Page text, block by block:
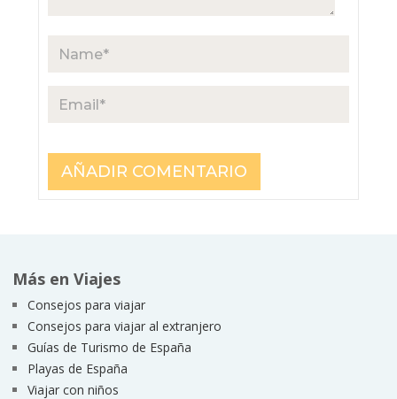
Más en Viajes
Consejos para viajar
Consejos para viajar al extranjero
Guías de Turismo de España
Playas de España
Viajar con niños